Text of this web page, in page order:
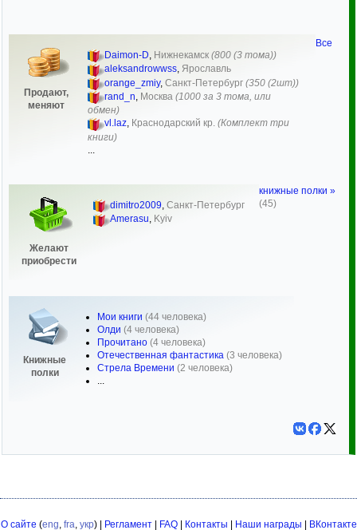
Продают,
меняют
Daimon-D, Нижнекамск (800 (3 тома))
aleksandrowwss, Ярославль
orange_zmiy, Санкт-Петербург (350 (2шт))
rand_n, Москва (1000 за 3 тома, или
обмен)
vl.laz, Краснодарский кр. (Комплект три
книги)
Желают
приобрести
dimitro2009, Санкт-Петербург
Amerasu, Kyiv
Книжные
полки
Мои книги (44 человека)
Олди (4 человека)
Прочитано (4 человека)
Отечественная фантастика (3 человека)
Стрела Времени (2 человека)
...
Все
книжные полки »
(45)
О сайте (eng, fra, укр) | Регламент| FAQ| Контакты Наши награды ВКонтакте